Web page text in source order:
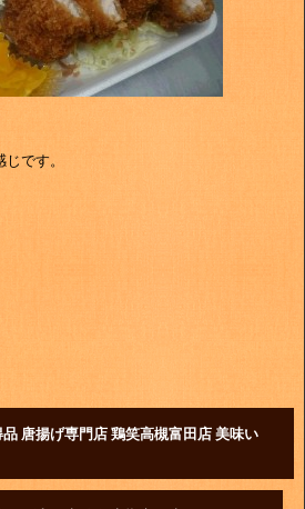
です。
唐揚げ専門店 鶏笑高槻富田店 美味い